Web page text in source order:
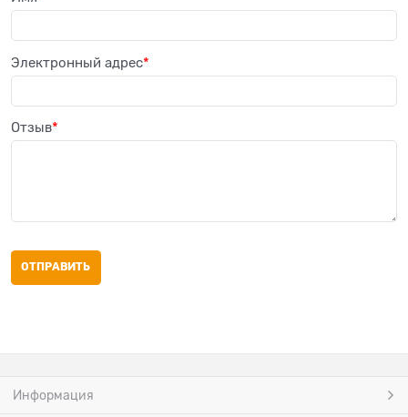
Электронный адрес
Отзыв
Информация